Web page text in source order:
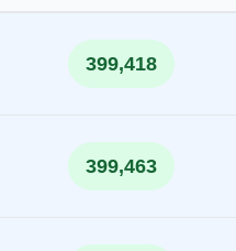
399,418
399,463